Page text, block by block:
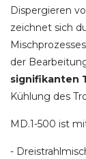
Dispergieren
zeichnet sich
der
signifikanten
Kühlung des
MD.1-500 ist
-